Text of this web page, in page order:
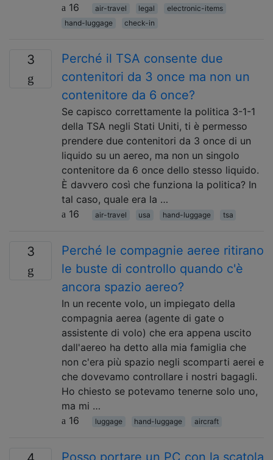
16
air-travel legal
electronic-items
hand-luggage
check-in
3
Perché il TSA consente due
contenitori da 3 once ma non un
contenitore da 6 once?
Se capisco correttamente la politica 3-1-1
della TSA negli Stati Uniti, ti è permesso
prendere due contenitori da 3 once di un
liquido su un aereo, ma non un singolo
contenitore da 6 once dello stesso liquido.
È davvero così che funziona la politica? In
tal caso, quale era la …
16
air-travel usa hand-luggage tsa
3
Perché le compagnie aeree ritirano
le buste di controllo quando c'è
ancora spazio aereo?
In un recente volo, un impiegato della
compagnia aerea (agente di gate o
assistente di volo) che era appena uscito
dall'aereo ha detto alla mia famiglia che
non c'era più spazio negli scomparti aerei e
che dovevamo controllare i nostri bagagli.
Ho chiesto se potevamo tenerne solo uno,
ma mi …
16
luggage hand-luggage aircraft
Posso portare un PC con la scatola